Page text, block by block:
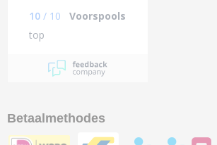
10 / 10
Voorspools
top
Betaalmethodes